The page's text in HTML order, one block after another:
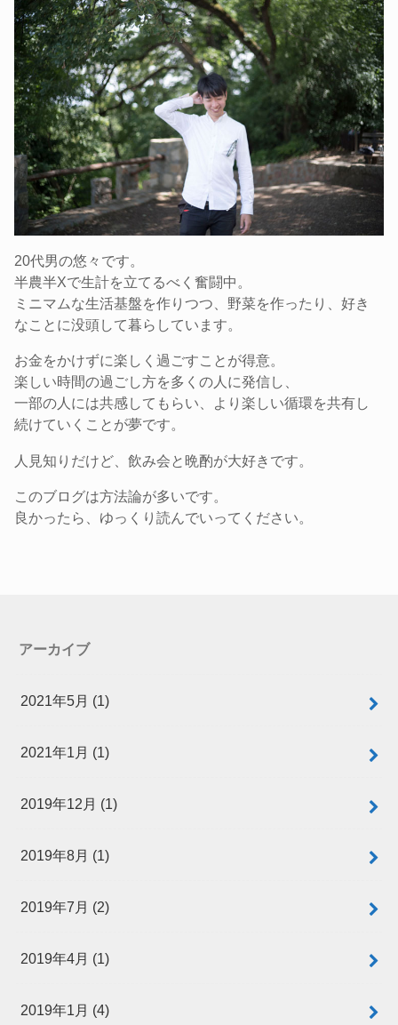
20代男の悠々です。
半農半Xで生計を立てるべく奮闘中。
ミニマムな生活基盤を作りつつ、野菜を作ったり、好き
なことに没頭して暮らしています。
お金をかけずに楽しく過ごすことが得意。
楽しい時間の過ごし方を多くの人に発信し、
一部の人には共感してもらい、より楽しい循環を共有し
続けていくことが夢です。
人見知りだけど、飲み会と晩酌が大好きです。
このブログは方法論が多いです。
良かったら、ゆっくり読んでいってください。
アーカイブ
2021年5月 (1)
2021年1月 (1)
2019年12月 (1)
2019年8月 (1)
2019年7月 (2)
2019年4月 (1)
2019年1月 (4)